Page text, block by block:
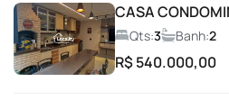
Coworking
CASA
Qts:3 Banh:2
R$ 540.000,00